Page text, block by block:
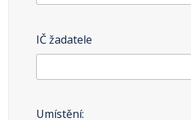
IČ žadatele
Umístění: